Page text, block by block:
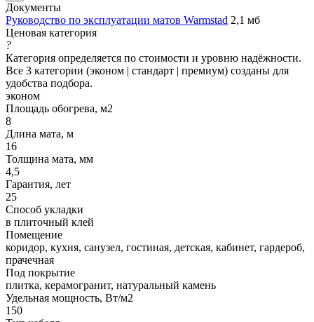
Документы
Руководство по эксплуатации матов Warmstad 2,1 мб
Ценовая категория
?
Категория определяется по стоимости и уровню надёжности.
Все 3 категории (эконом | стандарт | премиум) созданы для
удобства подбора.
эконом
Площадь обогрева, м2
8
Длина мата, м
16
Толщина мата, мм
4,5
Гарантия, лет
25
Способ укладки
в плиточный клей
Помещение
коридор, кухня, санузел, гостиная, детская, кабинет, гардероб,
прачечная
Под покрытие
плитка, керамогранит, натуральный камень
Удельная мощность, Вт/м2
150